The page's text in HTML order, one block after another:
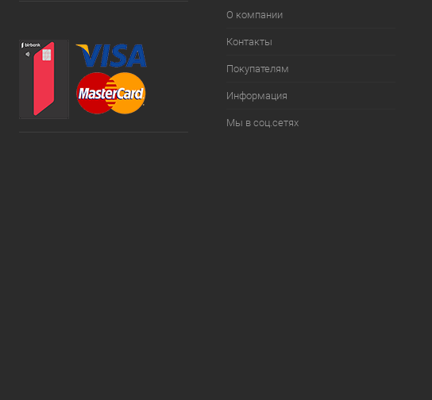
О компании
Контакты
Покупателям
Информация
Мы в соц.сетях